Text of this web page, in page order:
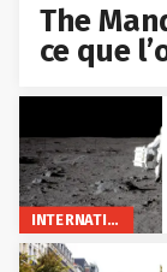
The
ce que
INTERNATIONAL